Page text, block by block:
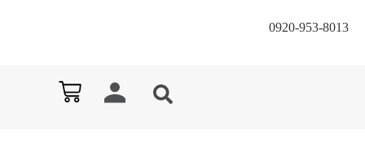
0920-953-8013